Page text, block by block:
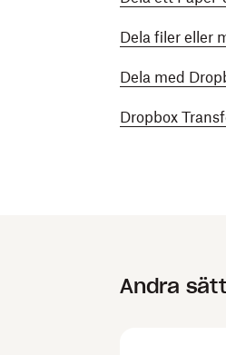
Dela filer eller
Dela med
Dropbox
Andra